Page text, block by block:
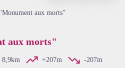
Voir l'image en plein écran
aux morts"
aux morts"
8,9km +207m
-207m